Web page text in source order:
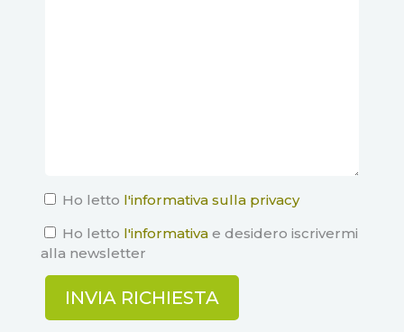
Ho letto l'informativa sulla privacy
Ho letto l'informativae desidero iscrivermi
alla newsletter